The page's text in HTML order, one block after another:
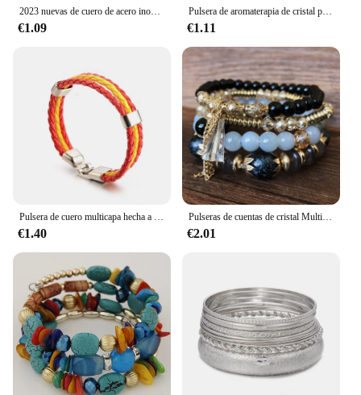
2023 nuevas de cuero de acero inoxidable brazalete de aromaterapia árbol de la vida difusor de aceite esencial circón Perfume medallón pulsera joyería
€1.09
Pulsera de aromaterapia de cristal para mujer, brazalete difusor de aceites de Perfume de árbol de la vida, medallones difusores de Aroma, joyería
€1.11
Pulsera de cuero multicapa hecha a mano para hombre, brazalete de moda, Color de la bandera nacional de España, joyería Masculina
€1.40
Pulseras de cuentas de cristal Multicolor bohemio para mujeres y niñas, pulsera de cuerda elástica con borla étnica Bohemia
€2.01